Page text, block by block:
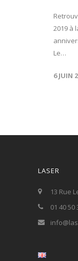
2019 à
Le…
6 JUIN
LASER
13 Rue
01 40 50